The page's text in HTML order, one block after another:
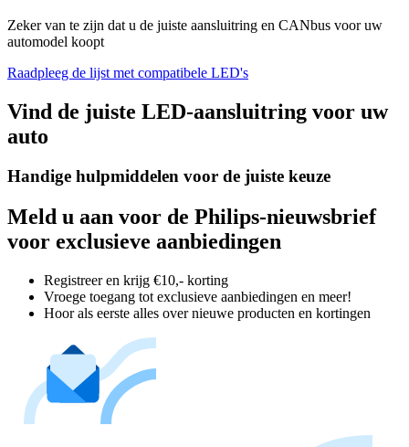
Zeker van te zijn dat u de juiste aansluitring en CANbus voor uw
automodel koopt
Raadpleeg de lijst met compatibele LED's
Vind de juiste LED-aansluitring voor uw
auto
Handige hulpmiddelen voor de juiste keuze
Meld u aan voor de Philips-nieuwsbrief
voor exclusieve aanbiedingen
Registreer en krijg €10,- korting
Vroege toegang tot exclusieve aanbiedingen en meer!
Hoor als eerste alles over nieuwe producten en kortingen